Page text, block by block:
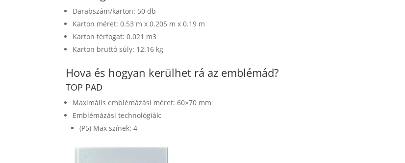
Darabszám/karton: 50 db
Karton méret: 0.53 m x 0.205 m x 0.19 m
Karton térfogat: 0.021 m3
Karton bruttó súly: 12.16 kg
Hova és hogyan kerülhet rá az emblémád?
TOP PAD
Maximális emblémázási méret: 60×70 mm
Emblémázási technológiák:
(P5) Max színek: 4